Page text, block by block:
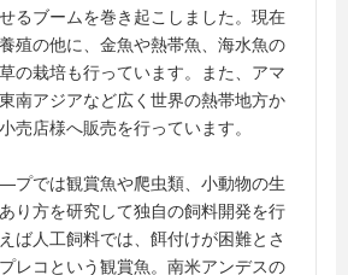
るブームを巻き起こしました。現在
殖の他に、金魚や熱帯魚、海水魚の
の栽培も行っています。また、アマ
南アジアなど広く世界の熱帯地方か
売店様へ販売を行っています。
プでは観賞魚や爬虫類、小動物の生
り方を研究して独自の飼料開発を行
ば人工飼料では、餌付けが困難とさ
レコという観賞魚。南米アンデスの